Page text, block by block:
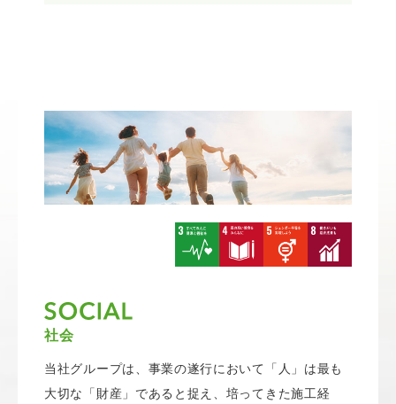
社会
当社グループは、事業の遂行において「人」は最も
大切な「財産」であると捉え、培ってきた施工経